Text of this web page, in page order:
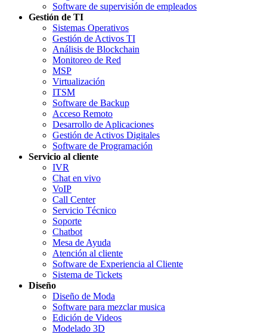
Software de supervisión de empleados
Gestión de TI
Sistemas Operativos
Gestión de Activos TI
Análisis de Blockchain
Monitoreo de Red
MSP
Virtualización
ITSM
Software de Backup
Acceso Remoto
Desarrollo de Aplicaciones
Gestión de Activos Digitales
Software de Programación
Servicio al cliente
IVR
Chat en vivo
VoIP
Call Center
Servicio Técnico
Soporte
Chatbot
Mesa de Ayuda
Atención al cliente
Software de Experiencia al Cliente
Sistema de Tickets
Diseño
Diseño de Moda
Software para mezclar musica
Edición de Videos
Modelado 3D